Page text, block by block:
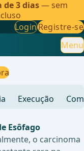
3 dias— sem
LoginRegistre-se
Menu
Execução
Esôfago
o carcinoma